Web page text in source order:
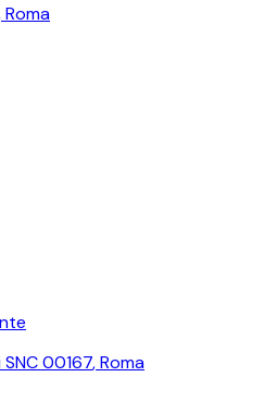
Roma
00167,Roma